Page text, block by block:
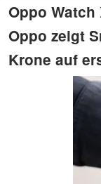
Oppo
Oppo zeigt
Krone auf